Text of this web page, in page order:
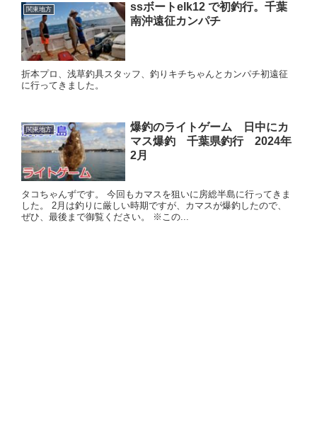
関東地方
ssボートelk12 で初釣行。千葉
南沖遠征カンパチ
折本プロ、浅草釣具スタッフ、釣りキチちゃんとカンパチ初遠征
に行ってきました。
関東地方
爆釣のライトゲーム 日中にカ
マス爆釣 千葉県釣行 2024年
2月
タコちゃんずです。 今回もカマスを狙いに房総半島に行ってきま
した。 2月は釣りに厳しい時期ですが、カマスが爆釣したので、
ぜひ、最後まで御覧ください。 ※この...